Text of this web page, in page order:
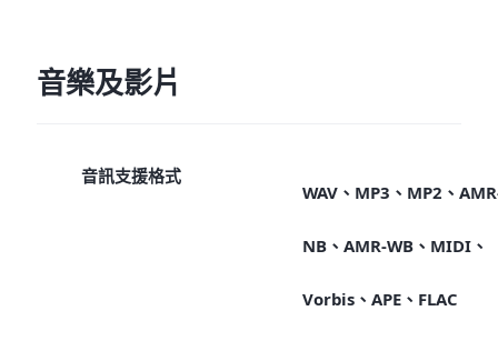
音樂及影片
音訊支援格式
WAV、MP3、MP2、
NB、AMR-WB、MIDI、
Vorbis、APE、FLAC